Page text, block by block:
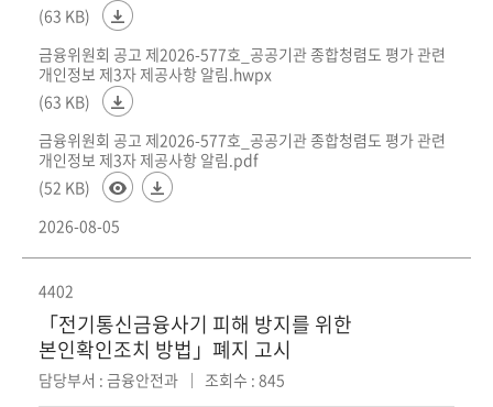
(63 KB)
금융위원회 공고 제2026-577호_공공기관 종합청렴도 평가 관련
개인정보 제3자 제공사항 알림.hwpx
(63 KB)
금융위원회 공고 제2026-577호_공공기관 종합청렴도 평가 관련
개인정보 제3자 제공사항 알림.pdf
(52 KB)
2026-08-05
4402
「전기통신금융사기 피해 방지를 위한
본인확인조치 방법」폐지 고시
담당부서 : 금융안전과 조회수 : 845